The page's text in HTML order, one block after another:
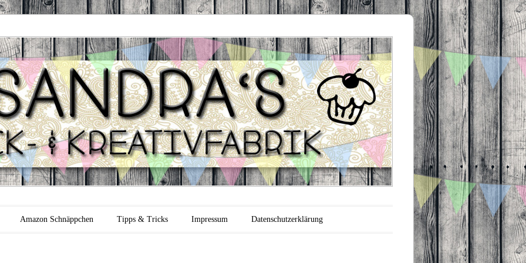
Backfabrik
Amazon Schnäppchen Tipps & Tricks Impressum Datenschutzerklärung